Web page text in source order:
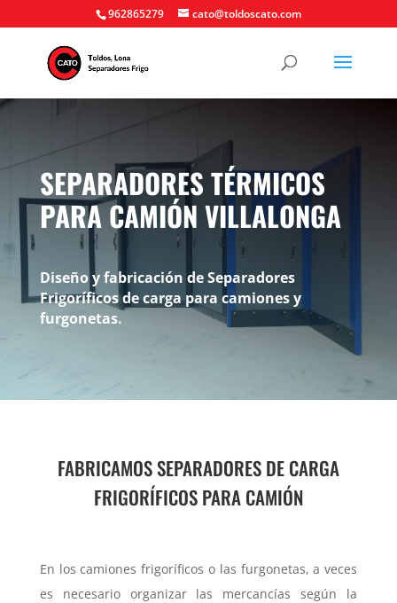
962865279 cato@toldoscato.com
SEPARADORES TÉRMICOS
PARA CAMIÓN VILLALONGA
Diseño y fabricación de Separadores
Frigoríficos de carga para camiones y
furgonetas.
FABRICAMOS SEPARADORES DE CARGA
FRIGORÍFICOS PARA CAMIÓN
En los camiones frigoríficos o las furgonetas, a veces
es necesario organizar las mercancías según la